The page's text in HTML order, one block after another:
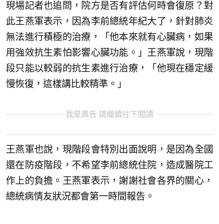
現場記者也追問，院方是否有評估何時會復原？對
此王燕軍表示，因為李前總統年紀大了，針對肺炎
無法進行積極的治療，「他本來就有心臟病，如果
用強效抗生素怕影響心臟功能。」王燕軍說，現階
段只能以較弱的抗生素進行治療，「他現在穩定緩
慢恢復，這樣講比較精準。」
我是廣告 請繼續往下閱讀
王燕軍也說，現階段會特別出面說明，是因為全國
還在防疫階段，不希望李前總統住院，造成醫院工
作上的負擔。王燕軍表示，謝謝社會各界的關心，
總統病情友狀況都會第一時間報告。